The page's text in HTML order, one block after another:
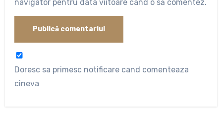
navigator pentru data viitoare când o să comentez.
Doresc sa primesc notificare cand comenteaza
cineva